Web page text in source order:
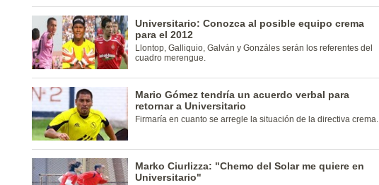
Universitario: Conozca al posible equipo crema
para el 2012
Llontop, Galliquio, Galván y Gonzáles serán los referentes del
cuadro merengue.
Mario Gómez tendría un acuerdo verbal para
retornar a Universitario
Firmaría en cuanto se arregle la situación de la directiva crema.
Marko Ciurlizza: "Chemo del Solar me quiere en
Universitario"